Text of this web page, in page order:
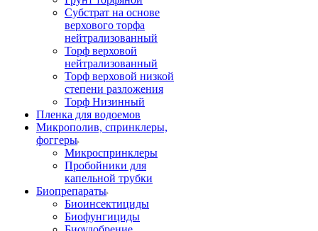
Субстрат на основе
верхового торфа
нейтрализованный
Торф верховой
нейтрализованный
Торф верховой низкой
степени разложения
Торф Низинный
Пленка для водоемов
Микрополив, спринклеры,
фоггеры
Микроспринклеры
Пробойники для
капельной трубки
Биопрепараты
Биоинсектициды
Биофунгициды